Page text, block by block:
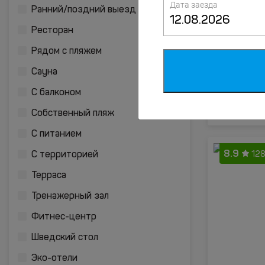
Ранний/поздний выезд
Ресторан
Рядом с пляжем
Сауна
С балконом
Собственный пляж
С питанием
С территорией
Терраса
Тренажерный зал
Фитнес-центр
Шведский стол
Эко-отели
8.9
Дата заезда